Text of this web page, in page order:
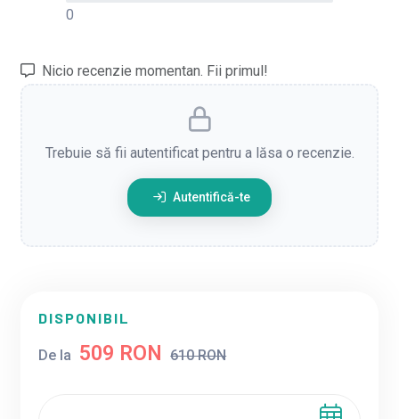
0
Nicio recenzie momentan. Fii primul!
Trebuie să fii autentificat pentru a lăsa o recenzie.
Autentifică-te
DISPONIBIL
De la 509 RON 610 RON